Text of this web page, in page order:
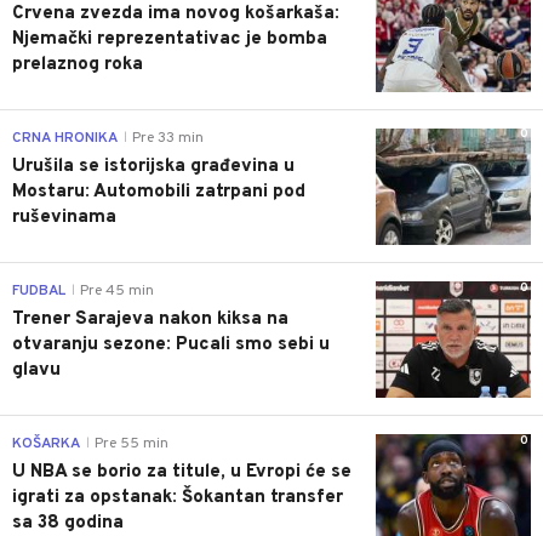
Crvena zvezda ima novog košarkaša:
Njemački reprezentativac je bomba
prelaznog roka
0
CRNA HRONIKA Pre 33 min
Urušila se istorijska građevina u
Mostaru: Automobili zatrpani pod
ruševinama
0
FUDBAL Pre 45 min
Trener Sarajeva nakon kiksa na
otvaranju sezone: Pucali smo sebi u
glavu
0
KOŠARKA Pre 55 min
U NBA se borio za titule, u Evropi će se
igrati za opstanak: Šokantan transfer
sa 38 godina